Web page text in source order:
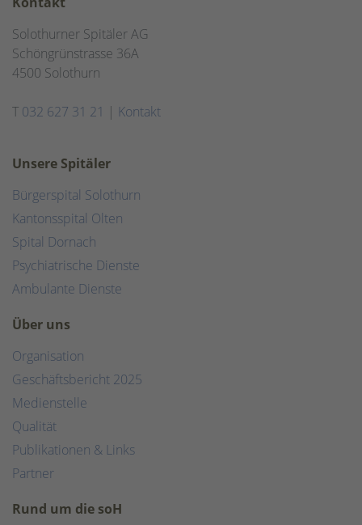
Solothurner Spitäler AG
Schöngrünstrasse 36A
4500 Solothurn
T 032 627 31 21 | Kontakt
Unsere Spitäler
Bürgerspital Solothurn
Kantonsspital Olten
Spital Dornach
Psychiatrische Dienste
Ambulante Dienste
Über uns
Organisation
Geschäftsbericht 2025
Medienstelle
Qualität
Publikationen & Links
Partner
Rund um die soH